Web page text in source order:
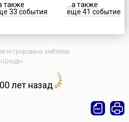
также
33 события
...а также
еще 41 событие
эмблема
лет назад